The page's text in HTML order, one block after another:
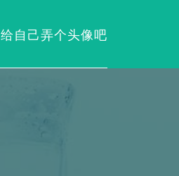
给自己弄个头像吧